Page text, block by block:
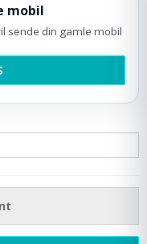
mobil
sende din gamle mobil